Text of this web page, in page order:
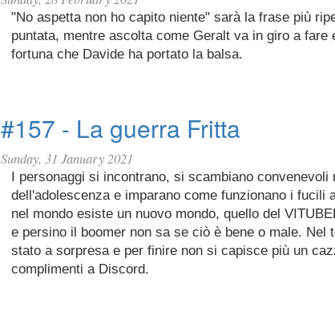
"No aspetta non ho capito niente" sarà la frase più
puntata, mentre ascolta come Geralt va in giro a fare
fortuna che Davide ha portato la balsa.
#157 - La guerra Fritta
Sunday, 31 January 2021
I personaggi si incontrano, si scambiano convenevoli
dell'adolescenza e imparano come funzionano i fucili
nel mondo esiste un nuovo mondo, quello del
e persino il boomer non sa se ciò è bene o male. Nel
stato a sorpresa e per finire non si capisce più un
complimenti a Discord.